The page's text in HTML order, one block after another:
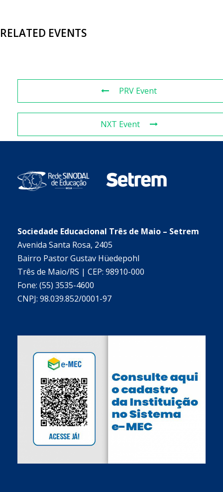
RELATED EVENTS
PRV Event
NXT Event
Sociedade Educacional Três de Maio – Setrem
Avenida Santa Rosa, 2405
Bairro Pastor Gustav Hüedepohl
Três de Maio/RS | CEP: 98910-000
Fone: (55) 3535-4600
CNPJ: 98.039.852/0001-97